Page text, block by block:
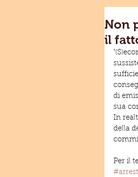
Non
il
di
sua
In
della
Per il